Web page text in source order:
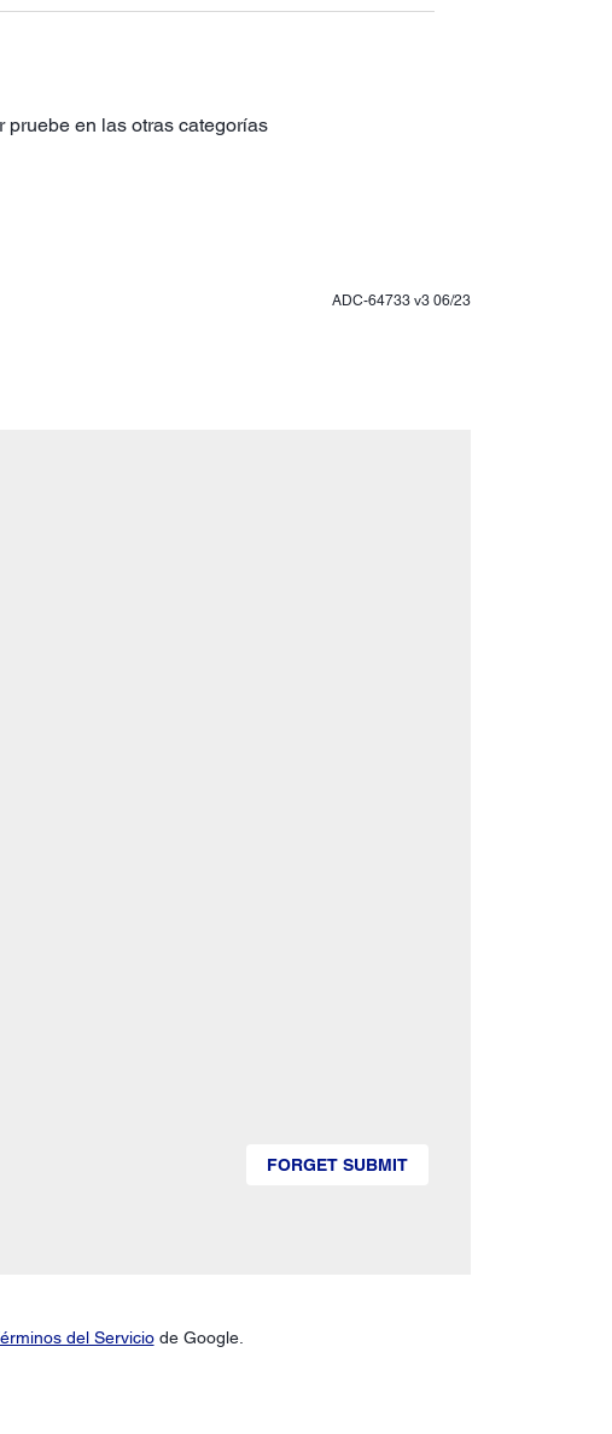
en las otras categorías
ADC-64733 v3 06/23
FORGET SUBMIT
del Serviciode Google.